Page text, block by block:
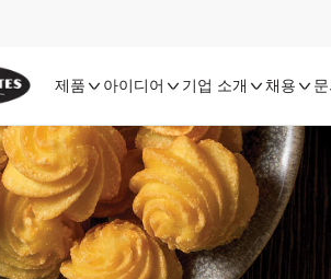
제품 아이디어 기업 소개 채용